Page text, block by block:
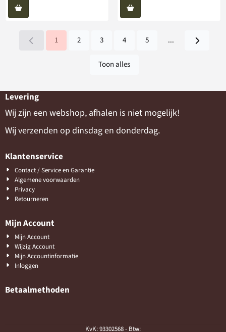
1 2 3 4 5 ...
Toon alles
Levering
Wij zijn een webshop, afhalen is niet mogelijk!
Wij verzenden op dinsdag en donderdag.
Klantenservice
Contact / Service en Garantie
Algemene voorwaarden
Privacy
Retourneren
Mijn Account
Mijn Account
Wijzig Account
Mijn Accountinformatie
Inloggen
Betaalmethoden
KvK: 93302568 - Btw: